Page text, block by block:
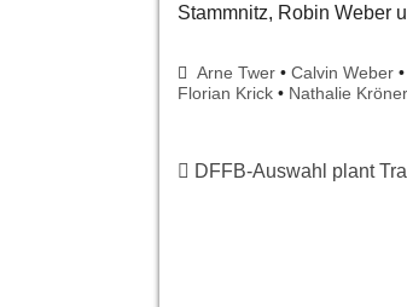
Stammnitz, Robin Weber
Arne Twer •Calvin Weber •
Florian Krick • Nathalie Kröner
DFFB-Auswahl plant